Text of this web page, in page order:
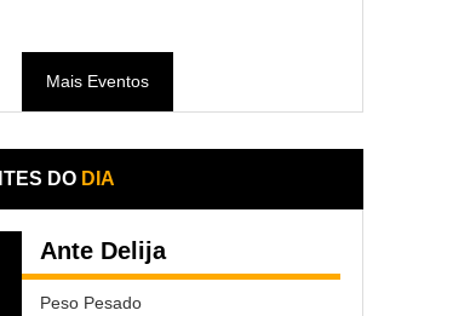
Mais Eventos
DO DIA
Ante Delija
Peso Pesado